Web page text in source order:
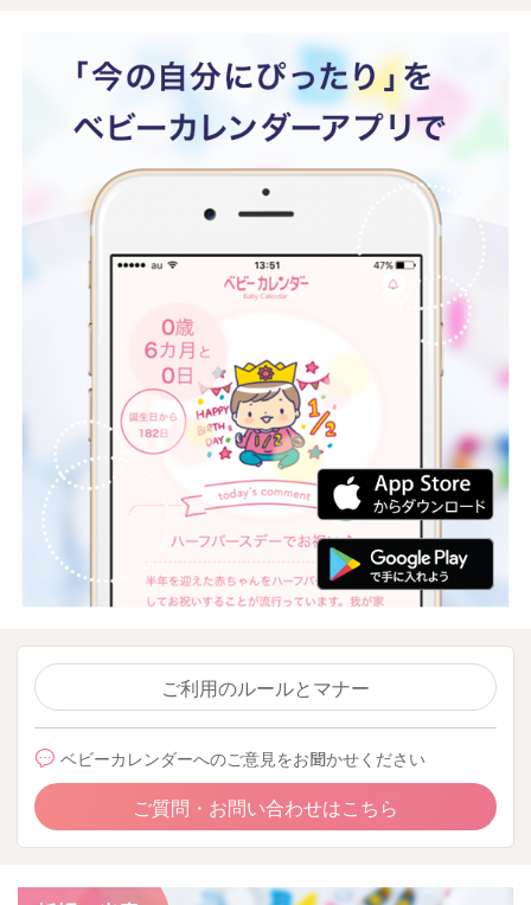
ご利用のルールとマナー
ベビーカレンダーへのご意見をお聞かせください
ご質問・お問い合わせはこちら